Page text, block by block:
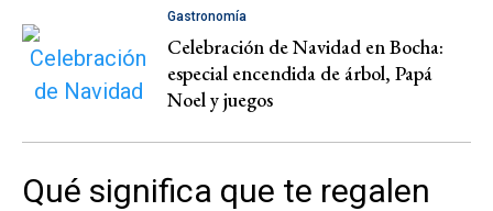
Gastronomía
Celebración de Navidad en Bocha:
especial encendida de árbol, Papá
Noel y juegos
Qué significa que te regalen